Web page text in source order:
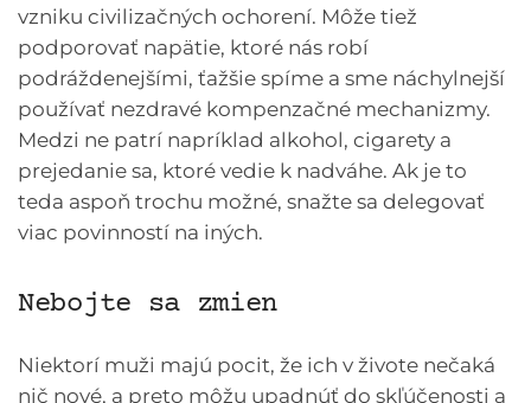
vzniku civilizačných ochorení. Môže tiež
podporovať napätie, ktoré nás robí
podráždenejšími, ťažšie spíme a sme náchylnejší
používať nezdravé kompenzačné mechanizmy.
Medzi ne patrí napríklad alkohol, cigarety a
prejedanie sa, ktoré vedie k nadváhe. Ak je to
teda aspoň trochu možné, snažte sa delegovať
viac povinností na iných.
Nebojte sa zmien
Niektorí muži majú pocit, že ich v živote nečaká
nič nové, a preto môžu upadnúť do skľúčenosti a